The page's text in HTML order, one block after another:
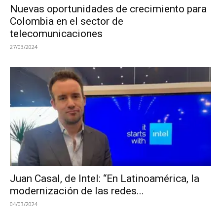
Nuevas oportunidades de crecimiento para
Colombia en el sector de
telecomunicaciones
27/03/2024
Juan Casal, de Intel: “En Latinoamérica, la
modernización de las redes...
04/03/2024